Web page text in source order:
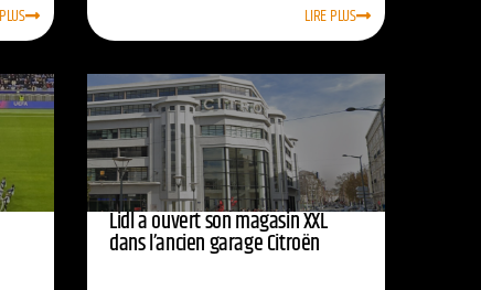
LIRE PLUS
Lidl a ouvert son magasin XXL
dans l’ancien garage Citroën